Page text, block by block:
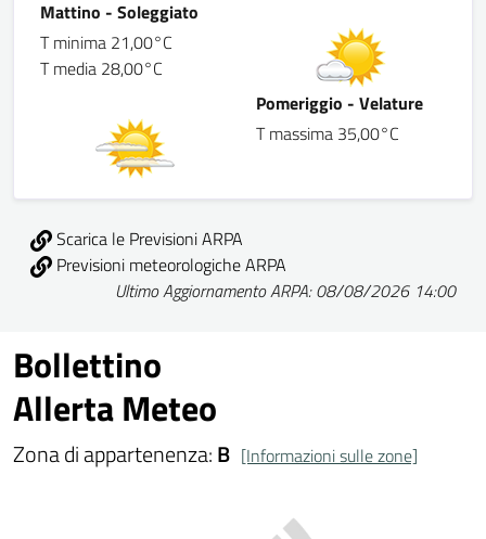
Mattino - Soleggiato
T minima 21,00°C
T media 28,00°C
Pomeriggio - Velature
T massima 35,00°C
Scarica le Previsioni ARPA
Previsioni meteorologiche ARPA
Ultimo Aggiornamento ARPA: 08/08/2026 14:00
Bollettino
Allerta Meteo
Zona di appartenenza:B [Informazioni sulle zone]